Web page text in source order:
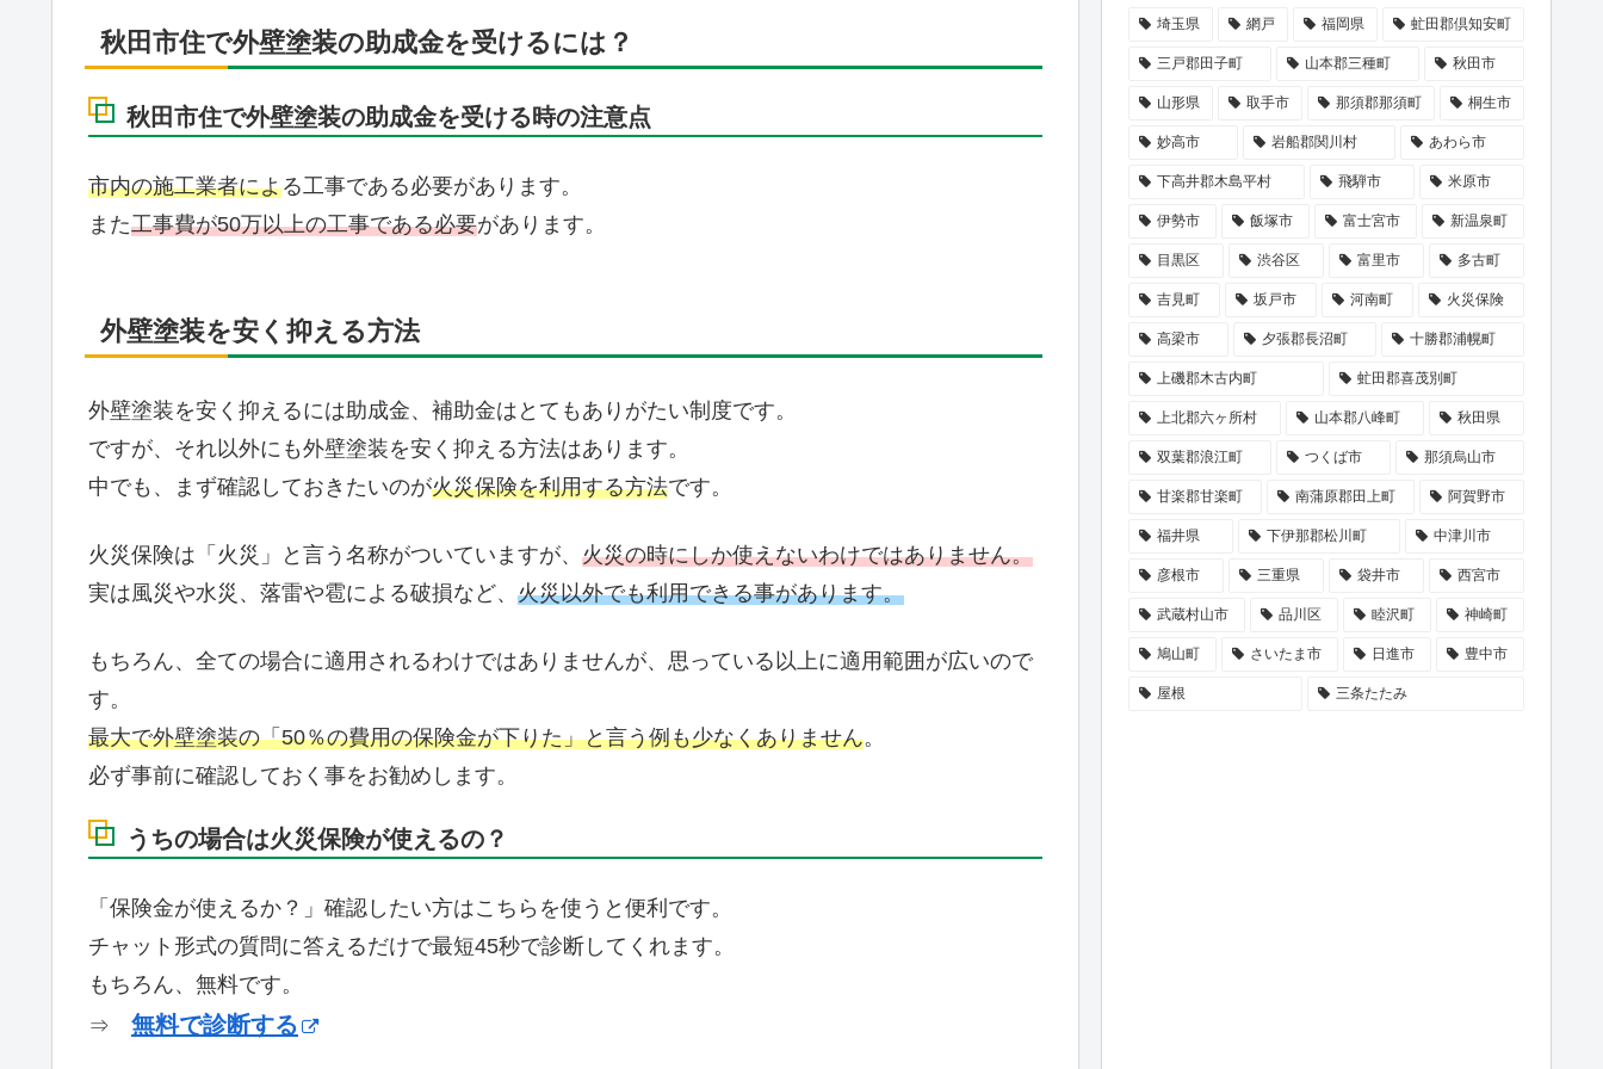
秋田市住で外壁塗装の助成金を受けるには？
秋田市住で外壁塗装の助成金を受ける時の注意点
市内の施工業者による工事である必要があります。
また工事費が50万以上の工事である必要があります。
外壁塗装を安く抑える方法
外壁塗装を安く抑えるには助成金、補助金はとてもありがたい制度です。
ですが、それ以外にも外壁塗装を安く抑える方法はあります。
中でも、まず確認しておきたいのが火災保険を利用する方法です。
火災保険は「火災」と言う名称がついていますが、 火災の時にしか使えないわけではありません。
実は風災や水災、落雷や雹による破損など、 火災以外でも利用できる事があります。
もちろん、全ての場合に適用されるわけではありませんが、思っている以上に適用範囲が広いので
す。
最大で外壁塗装の「50％の費用の保険金が下りた」と言う例も少なくありません。
必ず事前に確認しておく事をお勧めします。
うちの場合は火災保険が使えるの？
「保険金が使えるか？」確認したい方はこちらを使うと便利です。
チャット形式の質問に答えるだけで最短45秒で診断してくれます。
もちろん、無料です。
⇒ 無料で診断する
埼玉県 網戸 福岡県 虻田郡倶知安町
三戸郡田子町 山本郡三種町 秋田市
山形県 取手市 那須郡那須町 桐生市
妙高市 岩船郡関川村 あわら市
下高井郡木島平村 飛騨市 米原市
伊勢市 飯塚市 富士宮市 新温泉町
目黒区 渋谷区 富里市 多古町
吉見町 坂戸市 河南町 火災保険
高梁市 夕張郡長沼町 十勝郡浦幌町
上磯郡木古内町 虻田郡喜茂別町
上北郡六ヶ所村 山本郡八峰町 秋田県
双葉郡浪江町 つくば市 那須烏山市
甘楽郡甘楽町 南蒲原郡田上町 阿賀野市
福井県 下伊那郡松川町 中津川市
彦根市 三重県 袋井市 西宮市
武蔵村山市 品川区 睦沢町 神崎町
鳩山町 さいたま市 日進市 豊中市
屋根 三条たたみ